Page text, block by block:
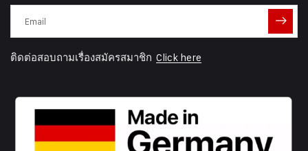
ติดต่อสอบถามเรื่องสมัครสมาชิก Click here